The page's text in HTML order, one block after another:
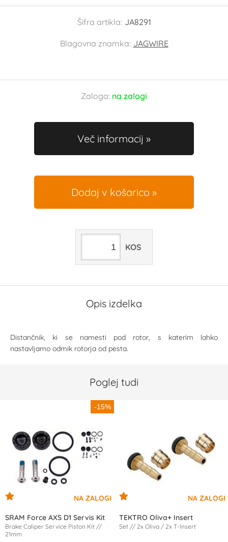
Šifra artikla: JA8291
Blagovna znamka: JAGWIRE
Zaloga: na zalogi
Več informacij
Dodaj v košarico
KOS
Opis izdelka
Distančnik, ki se namesti pod rotor, s katerim lahko
nastavljamo odmik rotorja od pesta.
Poglej tudi
-15%
SRAM Force AXS D1 Servis Kit
Brake Caliper Service Piston Kit //
21mm
TEKTRO Oliva+ Insert
Set // 2x Oliva / 2x T-Insert